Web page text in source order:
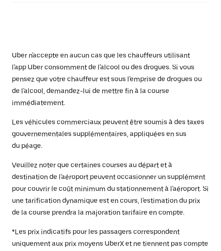
Uber n'accepte en aucun cas que les chauffeurs utilisant
l'app Uber consomment de l'alcool ou des drogues. Si vous
pensez que votre chauffeur est sous l'emprise de drogues ou
de l'alcool, demandez-lui de mettre fin à la course
immédiatement.
Les véhicules commerciaux peuvent être soumis à des taxes
gouvernementales supplémentaires, appliquées en sus
du péage.
Veuillez noter que certaines courses au départ et à
destination de l'aéroport peuvent occasionner un supplément
pour couvrir le coût minimum du stationnement à l'aéroport. Si
une tarification dynamique est en cours, l'estimation du prix
de la course prendra la majoration tarifaire en compte.
*Les prix indicatifs pour les passagers correspondent
uniquement aux prix moyens UberX et ne tiennent pas compte